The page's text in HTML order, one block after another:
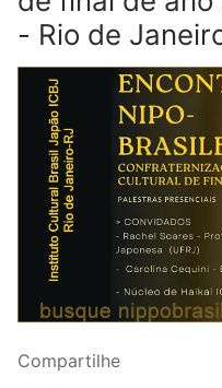
- Rio de
Compartilhe